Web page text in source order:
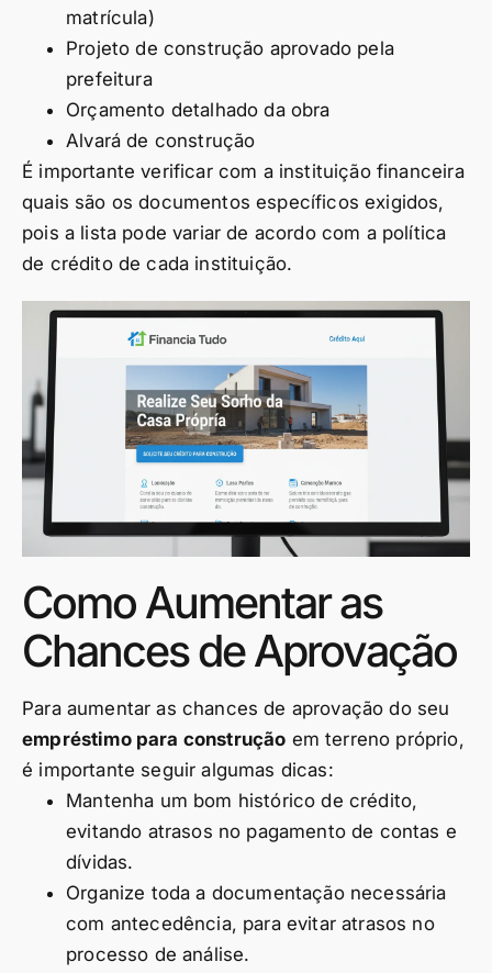
matrícula)
Projeto de construção aprovado pela
prefeitura
Orçamento detalhado da obra
Alvará de construção
É importante verificar com a instituição financeira
quais são os documentos específicos exigidos,
pois a lista pode variar de acordo com a política
de crédito de cada instituição.
Como Aumentar as
Chances de Aprovação
Para aumentar as chances de aprovação do seu
empréstimo para construção em terreno próprio,
é importante seguir algumas dicas:
Mantenha um bom histórico de crédito,
evitando atrasos no pagamento de contas e
dívidas.
Organize toda a documentação necessária
com antecedência, para evitar atrasos no
processo de análise.